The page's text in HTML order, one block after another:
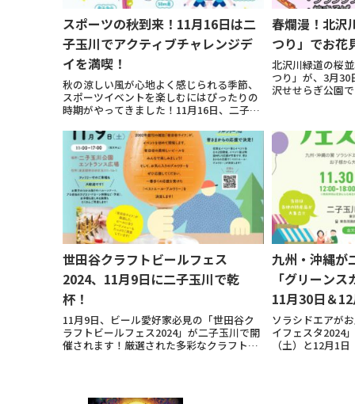
スポーツの秋到来！11月16日は二
子玉川でアクティブチャレンジデ
イを満喫！
秋の涼しい風が心地よく感じられる季節、
スポーツイベントを楽しむにはぴったりの
時期がやってきました！11月16日、二子玉
催され、心も体もリフレッシュできる一日
が待っています。誰でも参加しやすいスポ
ーツイベ...
春爛漫！北沢
つり」でお花
北沢川緑道の桜
つり」が、3月30
沢せせらぎ公園
１０時〜場所：
世田谷クラフトビールフェス
2024、11月9日に二子玉川で乾
杯！
11月9日、ビール愛好家必見の「世田谷ク
ラフトビールフェス2024」が二子玉川で開
催されます！厳選された多彩なクラフトビ
を過ご...
九州・沖縄が
「グリーン
11月30日＆
ソラシドエアが
イフェスタ2024
（土）と12月1